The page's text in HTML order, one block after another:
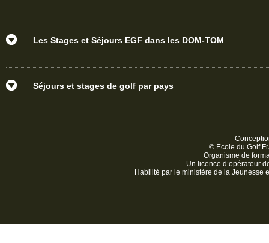
Les Stages et Séjours EGF dans les DOM-TOM
Séjours et stages de golf par pays
© Ecole du Golf
Organisme de
Un licence d’opérateur
Habilité par le ministère de la Jeunesse